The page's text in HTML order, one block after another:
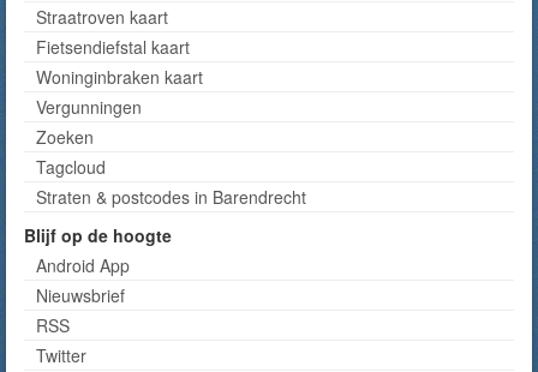
Straatroven kaart
Fietsendiefstal kaart
Woninginbraken kaart
Vergunningen
Zoeken
Tagcloud
Straten & postcodes in Barendrecht
Blijf op de hoogte
Android App
Nieuwsbrief
RSS
Twitter